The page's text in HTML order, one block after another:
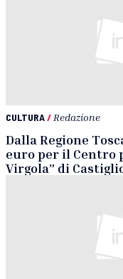
CULTURA/ Redazione
Dalla Regione
euro per il Centro
Virgola” di